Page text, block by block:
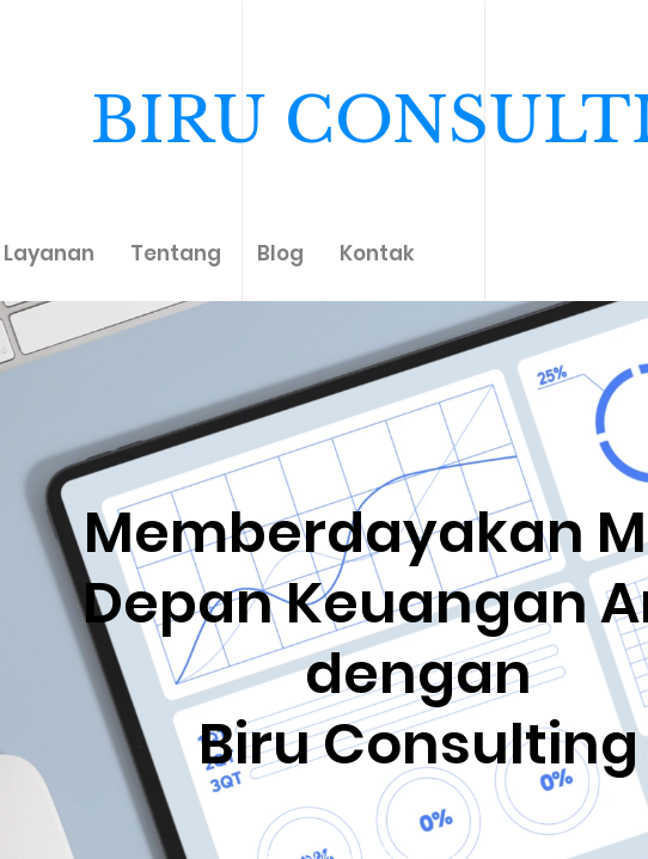
BIRU
Layanan Tentang Blog Kontak
Memberdayakan
Depan Keuangan
dengan
Biru Consulting